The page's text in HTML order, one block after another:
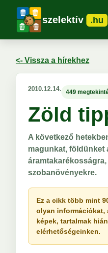
szelektív .hu
<- Vissza a hírekhez
2010.12.14. 449
Zöld
A következő
magunkat, földünket
szobanövényekre.
Ez a cikk több mint
olyan információkat,
képek, tartalmak
elérhetőségeinken.